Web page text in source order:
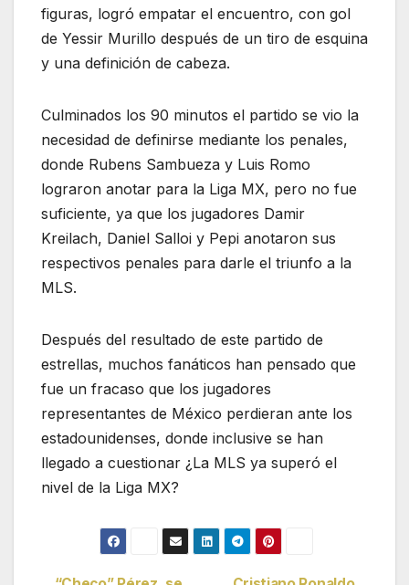
figuras, logró empatar el encuentro, con gol
de Yessir Murillo después de un tiro de esquina
y una definición de cabeza.
Culminados los 90 minutos el partido se vio la
necesidad de definirse mediante los penales,
donde Rubens Sambueza y Luis Romo
lograron anotar para la Liga MX, pero no fue
suficiente, ya que los jugadores Damir
Kreilach, Daniel Salloi y Pepi anotaron sus
respectivos penales para darle el triunfo a la
MLS.
Después del resultado de este partido de
estrellas, muchos fanáticos han pensado que
fue un fracaso que los jugadores
representantes de México perdieran ante los
estadounidenses, donde inclusive se han
llegado a cuestionar ¿La MLS ya superó el
nivel de la Liga MX?